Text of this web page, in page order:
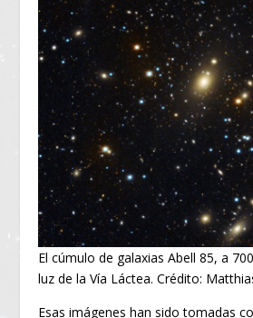
El cúmulo de galaxias Abell 85, a
luz de la Vía Láctea. Crédito:
Esas imágenes han sido tomadas